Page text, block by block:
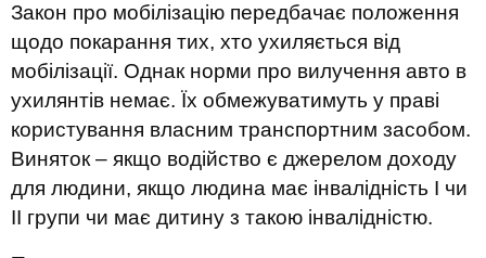
Закон про мобілізацію передбачає положення
щодо покарання тих, хто ухиляється від
мобілізації. Однак норми про вилучення авто в
ухилянтів немає. Їх обмежуватимуть у праві
користування власним транспортним засобом.
Виняток – якщо водійство є джерелом доходу
для людини, якщо людина має інвалідність I чи
II групи чи має дитину з такою інвалідністю.